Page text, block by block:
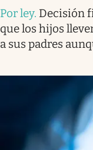
Por ley. Decisión
que los hijos
a sus padres